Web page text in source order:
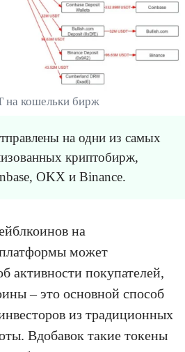
на кошельки бирж
на одни из самых
криптобирж,
OKX и Binance.
на
может
активности покупателей,
– это основной способ
из традиционных
Вдобавок такие токены